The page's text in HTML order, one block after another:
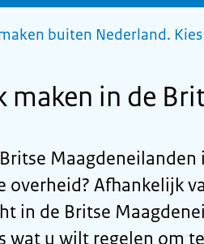
buiten Nederland.
maken in de
Maagdeneilanden
overheid? Afhankelijk
in de Britse
wat u wilt regelen om